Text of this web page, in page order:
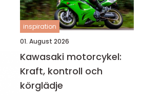
inspiration
01. August 2026
Kawasaki motorcykel:
Kraft, kontroll och
körglädje